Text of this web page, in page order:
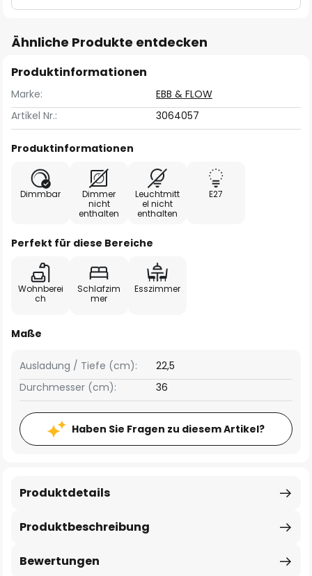
Ähnliche Produkte entdecken
Produktinformationen
Marke:
EBB & FLOW
Artikel Nr.:
3064057
Produktinformationen
Dimmbar
Dimmer
nicht
enthalten
Leuchtmitt
el nicht
enthalten
E27
Perfekt für diese Bereiche
Wohnberei
ch
Schlafzim
mer
Esszimmer
Maße
Ausladung / Tiefe (cm):
22,5
Durchmesser (cm):
36
Haben Sie Fragen zu diesem Artikel?
Produktbeschreibung
Produktdetails
Bewertungen